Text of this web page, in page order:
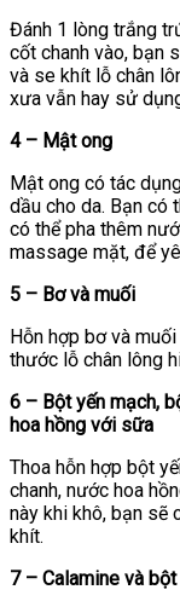
Đánh 1 lòng trắng
cốt chanh vào, bạn
và se khít lỗ chân
xưa vẫn hay sử
4 – Mật ong
Mật ong có tác
dầu cho da. Bạn có
có thể pha thêm
massage mặt, để
5 – Bơ và muối
Hỗn hợp bơ và
thước lỗ chân lông
6 – Bột yến mạch,
hoa hồng với sữa
Thoa hỗn hợp bột
chanh, nước hoa
này khi khô, bạn sẽ
khít.
7 – Calamine và